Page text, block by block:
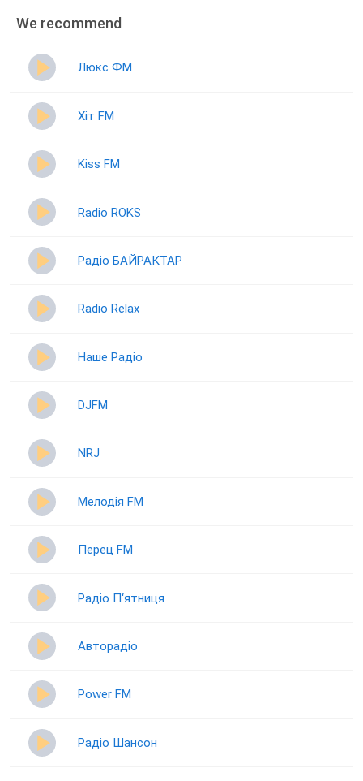
We recommend
Люкс ФМ
Хіт FM
Kiss FM
Radio ROKS
Радіо БАЙРАКТАР
Radio Relax
Наше Радіо
DJFM
NRJ
Мелодія FM
Перец FM
Радіо П‘ятниця
Авторадіо
Power FM
Радіо Шансон